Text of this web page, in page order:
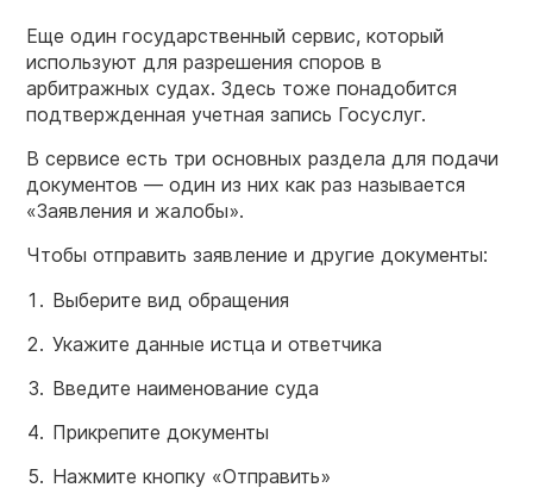
Еще один государственный сервис, который
используют для разрешения споров в
арбитражных судах. Здесь тоже понадобится
подтвержденная учетная запись Госуслуг.
В сервисе есть три основных раздела для подачи
документов — один из них как раз называется
«Заявления и жалобы».
Чтобы отправить заявление и другие документы:
Выберите вид обращения
Укажите данные истца и ответчика
Введите наименование суда
Прикрепите документы
Нажмите кнопку «Отправить»